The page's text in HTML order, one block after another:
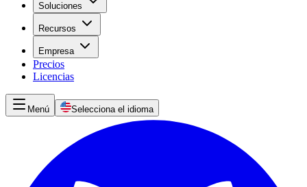
Soluciones
Recursos
Empresa
Precios
Licencias
Menú Selecciona el idioma